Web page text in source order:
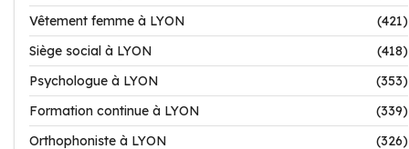
Vêtement femme à LYON
(421)
Siège social à LYON
(418)
Psychologue à LYON
(353)
Formation continue à LYON
(339)
Orthophoniste à LYON
(326)